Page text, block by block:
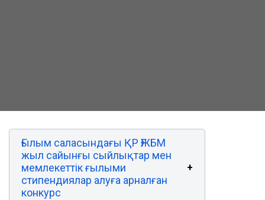
Ғылым саласындағы ҚР ҒЖБМ
жыл сайынғы сыйлықтар мен
мемлекеттік ғылыми
стипендиялар алуға арналған
конкурс